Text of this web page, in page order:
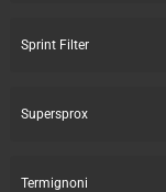
Sprint Filter
Supersprox
Termignoni